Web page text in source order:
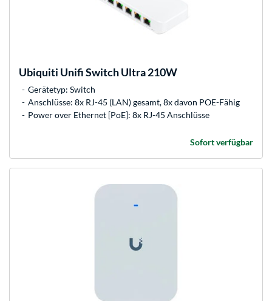
Ubiquiti Unifi Switch Ultra 210W
Gerätetyp: Switch
Anschlüsse: 8x RJ-45 (LAN) gesamt, 8x davon POE-Fähig
Power over Ethernet [PoE]: 8x RJ-45 Anschlüsse
Sofort verfügbar